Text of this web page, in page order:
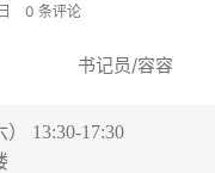
0 条评论
书记员/容容
13:30-17:30